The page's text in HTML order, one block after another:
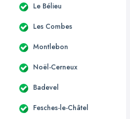
Le Bélieu
Les Combes
Montlebon
Noël-Cerneux
Badevel
Fesches-le-Châtel